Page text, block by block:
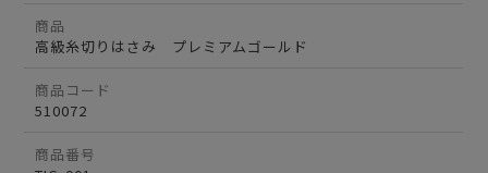
商品
高級糸切りはさみ プレミアムゴールド
商品コード
510072
商品番号